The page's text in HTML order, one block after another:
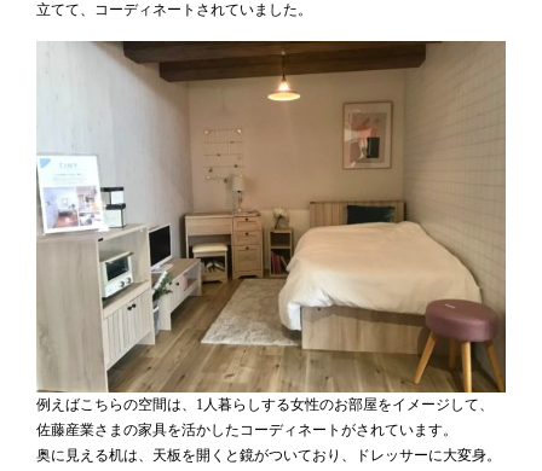
立てて、コーディネートされていました。
例えばこちらの空間は、1人暮らしする女性のお部屋をイメージして、
佐藤産業さまの家具を活かしたコーディネートがされています。
奥に見える机は、天板を開くと鏡がついており、ドレッサーに大変身。